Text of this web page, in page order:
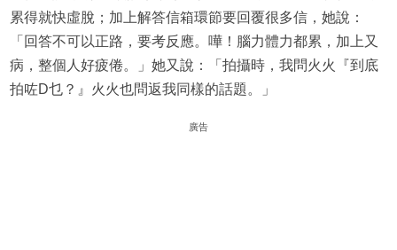
累得就快虛脫；加上解答信箱環節要回覆很多信，她說：
「回答不可以正路，要考反應。嘩！腦力體力都累，加上又
病，整個人好疲倦。」她又說：「拍攝時，我問火火『到底
拍咗D乜？』火火也問返我同樣的話題。」
廣告